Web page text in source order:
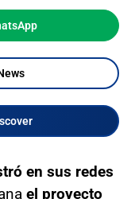
en sus redes
el proyecto